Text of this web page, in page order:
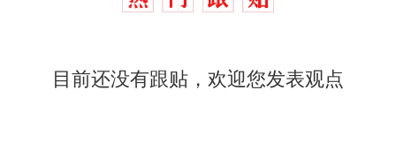
目前还没有跟贴，欢迎您发表观点